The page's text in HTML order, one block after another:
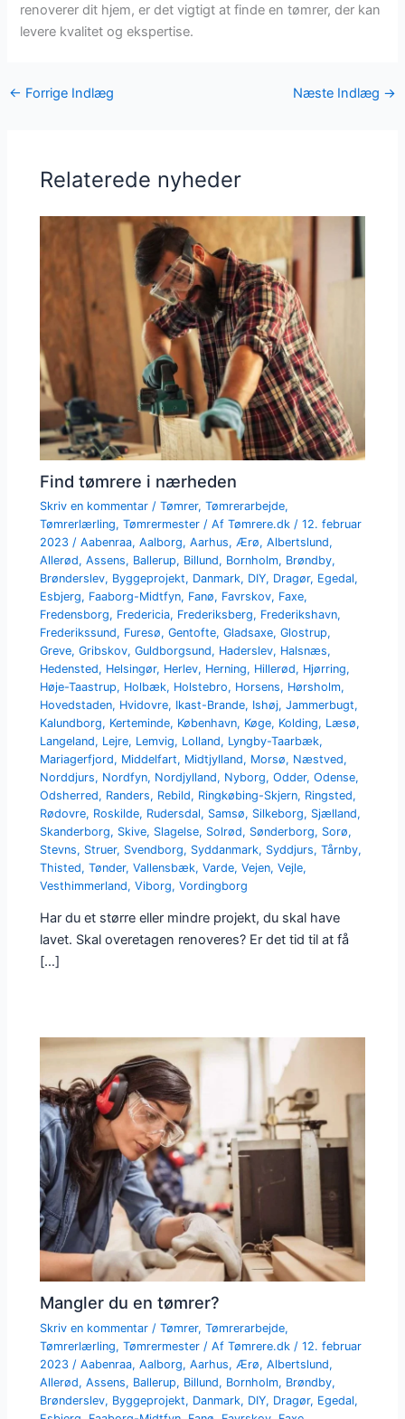
renoverer dit hjem, er det vigtigt at finde en tømrer, der kan
levere kvalitet og ekspertise.
← Forrige Indlæg Næste Indlæg →
Relaterede nyheder
Find tømrere i nærheden
Skriv en kommentar /Tømrer,Tømrerarbejde,
Tømrerlærling,Tømrermester / AfTømrere.dk/12. februar
2023/Aabenraa,Aalborg,Aarhus,Ærø,Albertslund,
Allerød,Assens, Ballerup, Billund, Bornholm, Brøndby,
Brønderslev, Byggeprojekt, Danmark, DIY, Dragør, Egedal,
Esbjerg, Faaborg-Midtfyn, Fanø, Favrskov, Faxe,
Fredensborg, Fredericia, Frederiksberg, Frederikshavn,
Frederikssund, Furesø,Gentofte,Gladsaxe,Glostrup,
Greve,Gribskov,Guldborgsund, Haderslev, Halsnæs,
Hedensted, Helsingør, Herlev, Herning, Hillerød, Hjørring,
Høje-Taastrup, Holbæk, Holstebro, Horsens, Hørsholm,
Hovedstaden, Hvidovre, Ikast-Brande, Ishøj,Jammerbugt,
Kalundborg, Kerteminde, København, Køge, Kolding, Læsø,
Langeland, Lejre, Lemvig, Lolland, Lyngby-Taarbæk,
Mariagerfjord, Middelfart, Midtjylland, Morsø, Næstved,
Norddjurs, Nordfyn, Nordjylland, Nyborg,Odder,Odense,
Odsherred, Randers, Rebild, Ringkøbing-Skjern, Ringsted,
Rødovre, Roskilde, Rudersdal, Samsø, Silkeborg, Sjælland,
Skanderborg, Skive, Slagelse, Solrød, Sønderborg, Sorø,
Stevns, Struer, Svendborg, Syddanmark, Syddjurs,Tårnby,
Thisted,Tønder,Vallensbæk,Varde,Vejen,Vejle,
Vesthimmerland,Viborg,Vordingborg
Har du et større eller mindre projekt, du skal have
lavet. Skal overetagen renoveres? Er det tid til at få
[…]
Mangler du en tømrer?
Skriv en kommentar /Tømrer,Tømrerarbejde,
Tømrerlærling,Tømrermester / AfTømrere.dk /12. februar
2023 /Aabenraa,Aalborg,Aarhus, Ærø,Albertslund,
Allerød,Assens, Ballerup, Billund, Bornholm, Brøndby,
Brønderslev, Byggeprojekt, Danmark, DIY, Dragør, Egedal,